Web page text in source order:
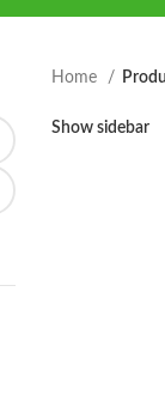
Home
Show sidebar